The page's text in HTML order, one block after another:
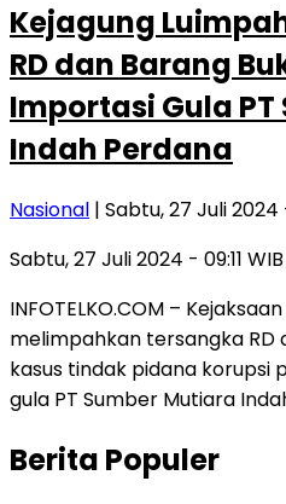
Kejagung
RD dan Barang
Importasi Gula
Indah Perdana
Nasional | Sabtu, 27 Juli 2024
Sabtu, 27 Juli 2024 - 09:11 WIB
INFOTELKO.COM –
melimpahkan tersangka RD
kasus tindak pidana korupsi
gula PT Sumber Mutiara
Berita Populer